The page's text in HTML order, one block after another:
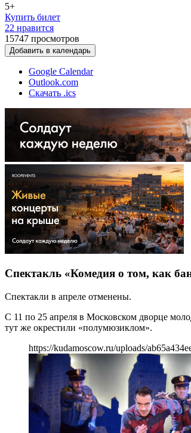
5+
Купить билет
22 нравится
15747 просмотров
Добавить в календарь
Google Calendar
Outlook.com
Скачать .ics
Спектакль «Комедия о том, как
Спектакли в апреле отменены.
С 11 по 25 апреля в Московском дворце
тут же окрестили «полумюзиклом».
https://kudamoscow.ru/uploads/